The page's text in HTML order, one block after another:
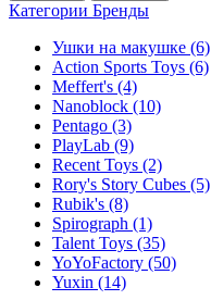
Категории Бренды
Ушки на макушке (6)
Action Sports Toys (6)
Meffert's (4)
Nanoblock (10)
Pentago (3)
PlayLab (9)
Recent Toys (2)
Rory's Story Cubes (5)
Rubik's (8)
Spirograph (1)
Talent Toys (35)
YoYoFactory (50)
Yuxin (14)